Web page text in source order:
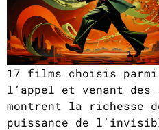
17 films choisis
l’appel et venant
montrent la
puissance de